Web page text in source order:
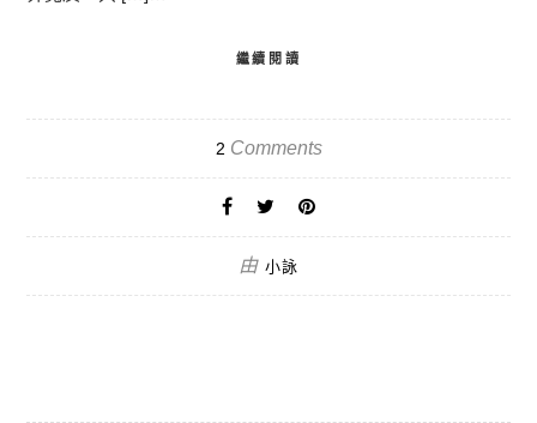
繼續閱讀
2 Comments
由 小詠